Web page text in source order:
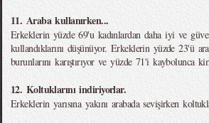
11. Araba kullanırken...
Erkeklerin yüzde 69'u kadınlardan daha iyi ve
kullandıklarını düşünüyor. Erkeklerin yüzde 23'ü
burunlarını karıştırıyor ve yüzde 71'i kaybolunca
12. Koltuklarını indiriyorlar.
Erkeklerin yarısına yakını arabada sevişirken